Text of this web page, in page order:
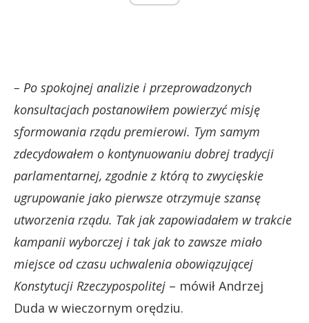
– Po spokojnej analizie i przeprowadzonych
konsultacjach postanowiłem powierzyć misję
sformowania rządu premierowi. Tym samym
zdecydowałem o kontynuowaniu dobrej tradycji
parlamentarnej, zgodnie z którą to zwycięskie
ugrupowanie jako pierwsze otrzymuje szansę
utworzenia rządu. Tak jak zapowiadałem w trakcie
kampanii wyborczej i tak jak to zawsze miało
miejsce od czasu uchwalenia obowiązującej
Konstytucji Rzeczypospolitej – mówił Andrzej
Duda w wieczornym orędziu.